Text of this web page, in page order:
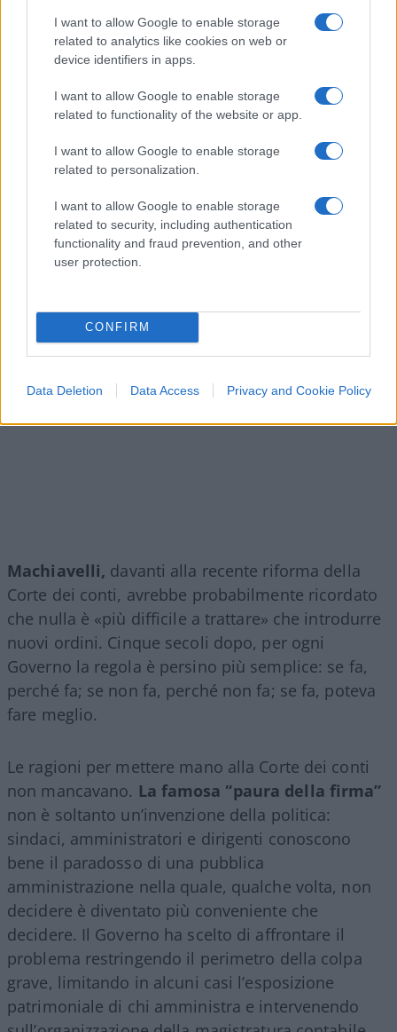
I want to allow Google to enable storage
related to analytics like cookies on web or
device identifiers in apps.
I want to allow Google to enable storage
related to functionality of the website or app.
I want to allow Google to enable storage
related to personalization.
I want to allow Google to enable storage
related to security, including authentication
functionality and fraud prevention, and other
user protection.
CONFIRM
Data Deletion Data Access Privacy and Cookie Policy
Luigi Bisignani
8 Agosto 2026, 19:00
1.4k
Machiavelli, davanti alla recente riforma della
Corte dei conti, avrebbe probabilmente ricordato
che nulla è «più difficile a trattare» che introdurre
nuovi ordini. Cinque secoli dopo, per ogni
Governo la regola è persino più semplice: se fa,
perché fa; se non fa, perché non fa; se fa, poteva
fare meglio.
Le ragioni per mettere mano alla Corte dei conti
non mancavano. La famosa “paura della firma”
non è soltanto un’invenzione della politica:
sindaci, amministratori e dirigenti conoscono
bene il paradosso di una pubblica
amministrazione nella quale, qualche volta, non
decidere è diventato più conveniente che
decidere. Il Governo ha scelto di affrontare il
problema restringendo il perimetro della colpa
grave, limitando in alcuni casi l’esposizione
patrimoniale di chi amministra e intervenendo